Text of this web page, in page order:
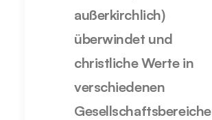
außerkirchlich)
überwindet und
christliche Werte in
verschiedenen
Gesellschaftsbereiche